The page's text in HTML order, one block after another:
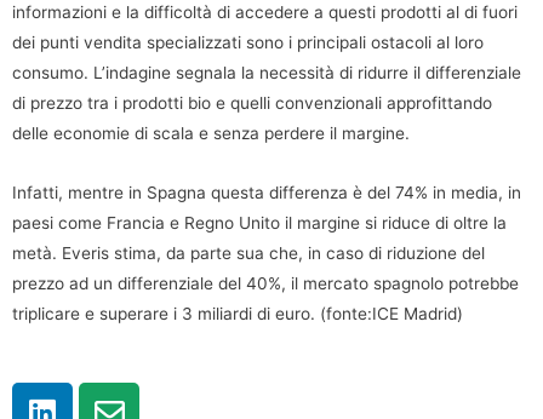
informazioni e la difficoltà di accedere a questi prodotti al di fuori
dei punti vendita specializzati sono i principali ostacoli al loro
consumo. L’indagine segnala la necessità di ridurre il differenziale
di prezzo tra i prodotti bio e quelli convenzionali approfittando
delle economie di scala e senza perdere il margine.
Infatti, mentre in Spagna questa differenza è del 74% in media, in
paesi come Francia e Regno Unito il margine si riduce di oltre la
metà. Everis stima, da parte sua che, in caso di riduzione del
prezzo ad un differenziale del 40%, il mercato spagnolo potrebbe
triplicare e superare i 3 miliardi di euro. (fonte:ICE Madrid)